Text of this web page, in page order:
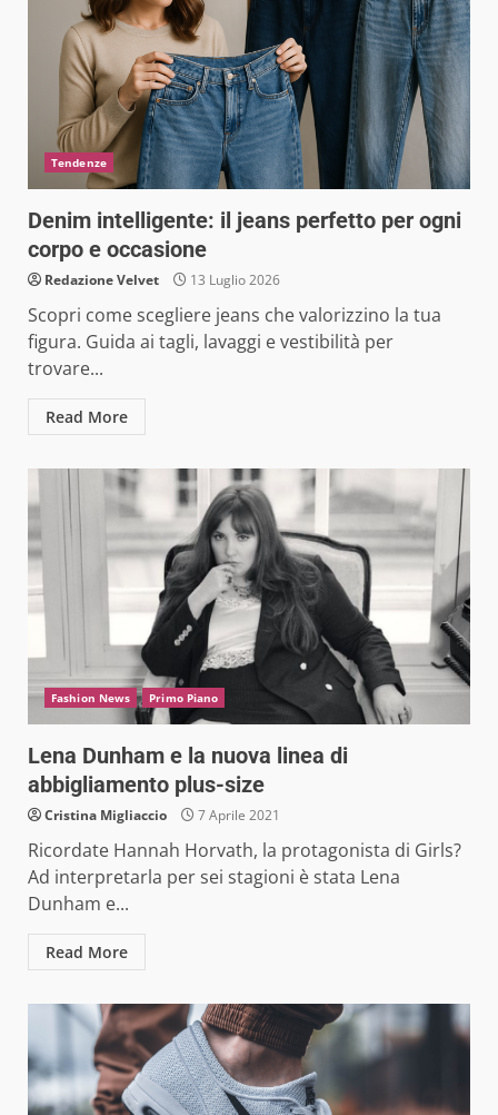
Tendenze
Denim intelligente: il jeans perfetto per ogni
corpo e occasione
Redazione Velvet 13 Luglio 2026
Scopri come scegliere jeans che valorizzino la tua
figura. Guida ai tagli, lavaggi e vestibilità per
trovare...
Read More
Fashion News Primo Piano
Lena Dunham e la nuova linea di
abbigliamento plus-size
Cristina Migliaccio 7 Aprile 2021
Ricordate Hannah Horvath, la protagonista di Girls?
Ad interpretarla per sei stagioni è stata Lena
Dunham e...
Read More